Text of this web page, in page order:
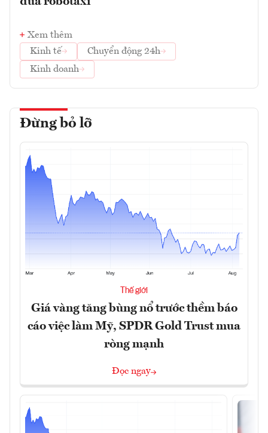
Xem thêm
Kinh tế
Chuyển động 24h
Kinh doanh
Đừng bỏ lỡ
Thế giới
Giá vàng tăng bùng nổ trước thềm báo
cáo việc làm Mỹ, SPDR Gold Trust mua
ròng mạnh
Đọc ngay